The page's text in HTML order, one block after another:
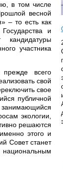
в том числе
весной
– то есть как
и
кандидатуры
участника
всего
свой
свое
публичной
экологии,
решаются
этого и
Совет станет